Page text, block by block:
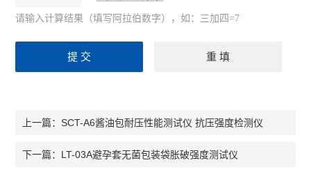
请输入计算结果（填写阿拉伯数字），如：三加四=7
上一篇： SCT-A6酱油包耐压性能测试仪 抗压强度检测仪
下一篇： LT-03A避孕套无菌包装袋胀破强度测试仪